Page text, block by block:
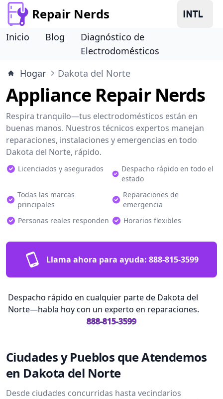
Repair Nerds
Inicio Blog
Diagnóstico de
Electrodomésticos
Hogar
Dakota del Norte
Appliance Repair Nerds
Respira tranquilo—tus electrodomésticos están en
buenas manos. Nuestros técnicos expertos manejan
reparaciones, instalaciones y emergencias en todo
Dakota del Norte, rápido.
Licenciados y asegurados
Despacho rápido en todo el
estado
Todas las marcas
principales
Reparaciones de
emergencia
Personas reales responden
Horarios flexibles
Llama ahora para ayuda: 888-815-3599
Despacho rápido en cualquier parte de Dakota del
Norte—habla hoy con un experto en reparaciones.
888-815-3599
Ciudades y Pueblos que Atendemos
en Dakota del Norte
Desde ciudades concurridas hasta vecindarios